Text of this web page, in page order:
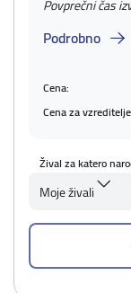
Povprečni čas
Podrobno
Cena:
Cena za
Žival za katero
Moje živali